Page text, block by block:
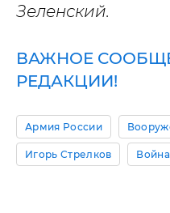
Зеленский.
ВАЖНОЕ
РЕДАКЦИИ!
Армия России
Игорь Стрелков